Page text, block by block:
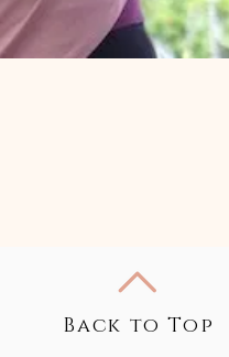
Back to Top